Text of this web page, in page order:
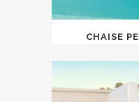
CHAISE